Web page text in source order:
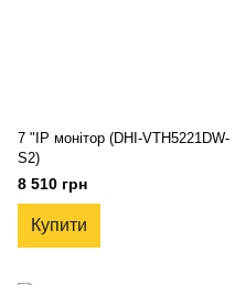
7 "IP монітор (DHI-VTH5221DW-
S2)
8 510 грн
Купити